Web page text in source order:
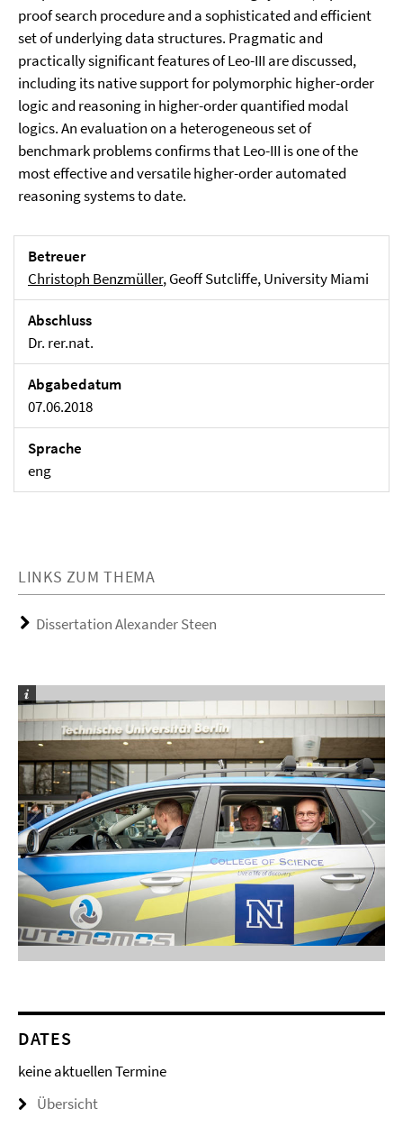
proof search procedure and a sophisticated and efficient
set of underlying data structures. Pragmatic and
practically significant features of Leo-III are discussed,
including its native support for polymorphic higher-order
logic and reasoning in higher-order quantified modal
logics. An evaluation on a heterogeneous set of
benchmark problems confirms that Leo-III is one of the
most effective and versatile higher-order automated
reasoning systems to date.
Betreuer
Christoph Benzmüller, Geoff Sutcliffe, University Miami
Abschluss
Dr. rer.nat.
Abgabedatum
07.06.2018
Sprache
eng
LINKS ZUM THEMA
Dissertation Alexander Steen
DATES
keine aktuellen Termine
Übersicht